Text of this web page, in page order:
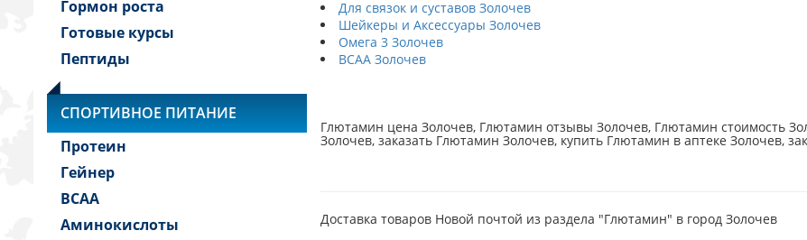
Гормон роста
Готовые курсы
Пептиды
СПОРТИВНОЕ ПИТАНИЕ
Протеин
Гейнер
BCAA
Аминокислоты
Для связок и суставов Золочев
Шейкеры и Аксессуары Золочев
Омега 3 Золочев
BCAA Золочев
Глютамин цена Золочев, Глютамин отзывы Золочев, Глютамин стоимость
Золочев, заказать Глютамин Золочев, купить Глютамин в аптеке Золочев,
Доставка товаров Новой почтой из раздела "Глютамин" в город Золочев